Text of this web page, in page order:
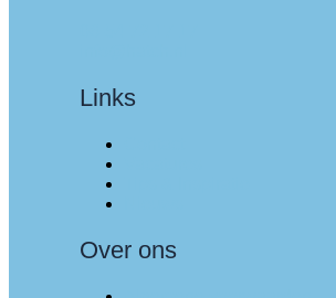
Links
Over ons